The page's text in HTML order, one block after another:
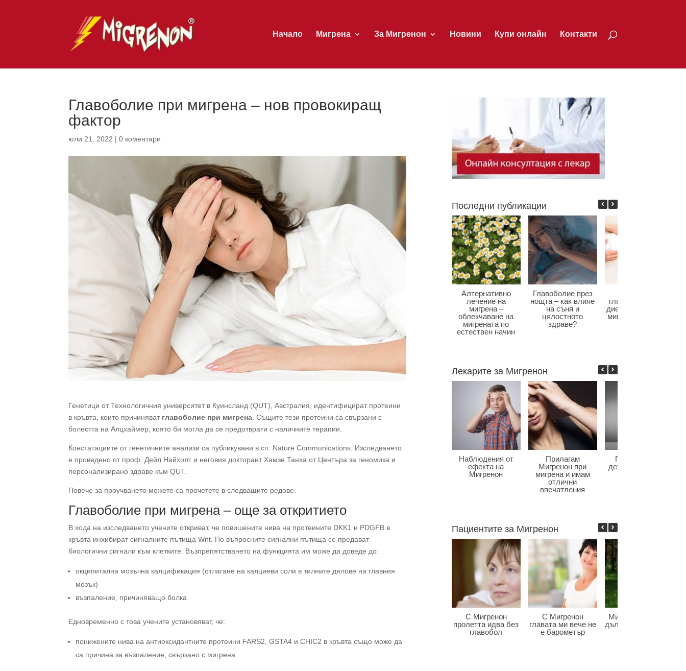
Начало Мигрена За Мигренон Новини Купи онлайн Контакти
Главоболие при мигрена – нов провокиращ
фактор
юли 21, 2022 |0 коментари
Генетици от Технологичния университет в Куинсланд (QUT), Австралия, идентифицират протеини
в кръвта, които причиняват главоболие при мигрена. Същите тези протеини са свързани с
болестта на Алцхаймер, която би могла да се предотврати с наличните терапии.
Констатациите от генетичните анализи са публикувани в сп. Nature Communications. Изследването
е проведено от проф. Дейл Найхолт и неговия докторант Хамзе Танха от Центъра за геномика и
персонализирано здраве към QUT.
Повече за проучването можете са прочетете в следващите редове.
Главоболие при мигрена – още за откритието
В хода на изследването учените откриват, че повишените нива на протеините DKK1 и PDGFB в
кръвта инхибират сигналните пътища Wnt. По въпросните сигнални пътища се предават
биологични сигнали към клетките. Възпрепятстването на функцията им може да доведе до:
окципитална мозъчна калцификация (отлагане на калциеви соли в тилните дялове на главния
мозък)
възпаление, причиняващо болка
Едновременно с това учените установяват, че:
понижените нива на антиоксидантните протеини FARS2, GSTA4 и CHIC2 в кръвта също може да
са причина за възпаление, свързано с мигрена
Последни публикации
Алтернативно
лечение на
мигрена –
облекчаване на
мигрената по
естествен начин
Главоболие през
нощта – как влияе
на съня и
цялостното
здраве?
главоболие – как
диетата влияе при
мигрена и болки в
Лекарите за Мигренон
Наблюдения от
ефекта на
Мигренон
Прилагам
Мигренон при
мигрена и имам
отлични
впечатления
Главоболие в
детската възраст
Пациентите за Мигренон
С Мигренон
пролетта идва без
главобол
С Мигренон
главата ми вече не
е барометър
Мигренон победи
дългогодишната ми